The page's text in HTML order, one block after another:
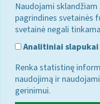
Naudojami
pagrindines svetainės
svetainė negali
Analitiniai slapukai
Renka statistinę
naudojimą ir
gerinimui.